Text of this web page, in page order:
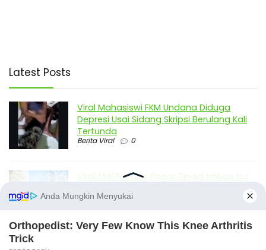
Latest Posts
Viral Mahasiswi FKM Undana Diduga
Depresi Usai Sidang Skripsi Berulang Kali
Tertunda
Berita Viral 0
Viral Mal Pasang Pagar Tinggi Imbas Isu
Aman dan Tingkatkan Intelijen serta
Berita Viral 1